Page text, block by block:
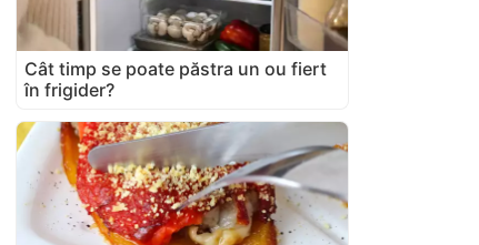
Cât timp se poate păstra un ou fiert
în frigider?